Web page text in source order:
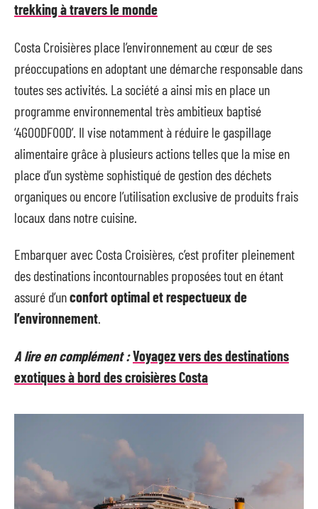
trekking à travers le monde
Costa Croisières place l’environnement au cœur de ses
préoccupations en adoptant une démarche responsable dans
toutes ses activités. La société a ainsi mis en place un
programme environnemental très ambitieux baptisé
‘4GOODFOOD’. Il vise notamment à réduire le gaspillage
alimentaire grâce à plusieurs actions telles que la mise en
place d’un système sophistiqué de gestion des déchets
organiques ou encore l’utilisation exclusive de produits frais
locaux dans notre cuisine.
Embarquer avec Costa Croisières, c’est profiter pleinement
des destinations incontournables proposées tout en étant
assuré d’unconfort optimal et respectueux de
l’environnement.
A lire en complément :Voyagez vers des destinations
exotiques à bord des croisières Costa